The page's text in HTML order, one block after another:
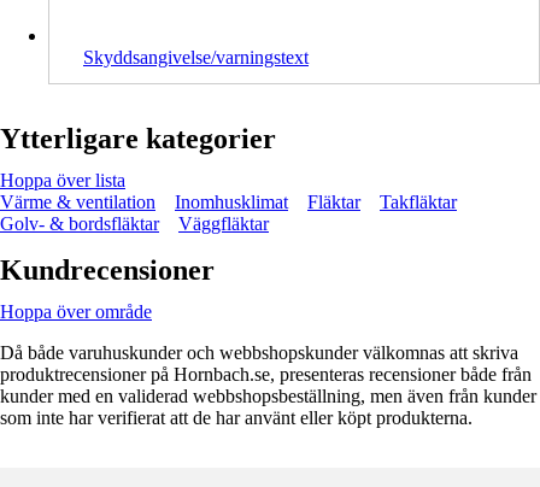
Skyddsangivelse/varningstext
Ytterligare kategorier
Hoppa över lista
Värme & ventilation
Inomhusklimat Fläktar
Takfläktar
Golv- & bordsfläktar
Väggfläktar
Kundrecensioner
Hoppa över område
Då både varuhuskunder och webbshopskunder välkomnas att skriva
produktrecensioner på Hornbach.se, presenteras recensioner både från
kunder med en validerad webbshopsbeställning, men även från kunder
som inte har verifierat att de har använt eller köpt produkterna.